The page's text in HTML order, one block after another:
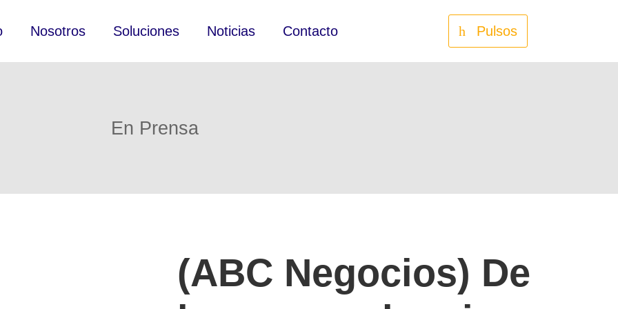
Nosotros Soluciones Noticias Contacto Pulsos
En Prensa
(ABC Negocios) De